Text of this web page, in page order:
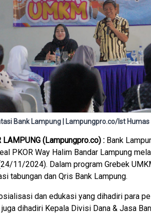
Bank Lampung | Lampungpro.co/Ist Humas
LAMPUNG (Lampungpro.co) : Bank
PKOR Way Halim Bandar Lampung
11/2024). Dalam program Grebek
tabungan dan Qris Bank Lampung.
dan edukasi yang dihadiri para
dihadiri Kepala Divisi Dana & Jasa